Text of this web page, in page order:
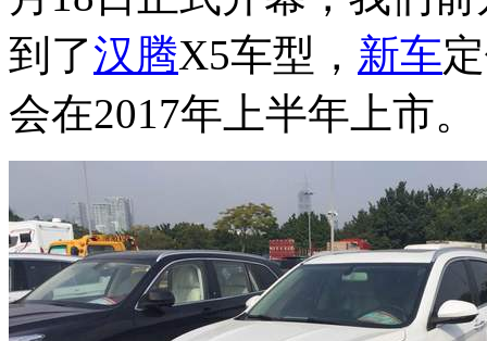
到了汉腾X5车型， 新车
会在2017年上半年上市。